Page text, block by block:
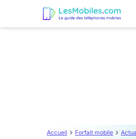
Accueil Forfait mobile